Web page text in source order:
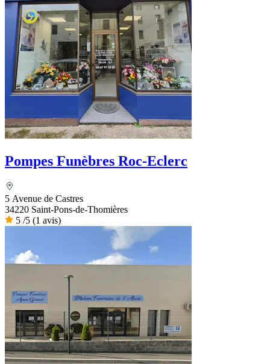
Pompes Funèbres Roc-Eclerc
5 Avenue de Castres
34220 Saint-Pons-de-Thomières
5 /5 (1 avis)